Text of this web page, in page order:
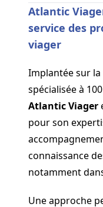
Atlantic
service des
viager
Implantée sur
spécialisée à
Atlantic Viager
pour son
connaissance
notamment
Une approche